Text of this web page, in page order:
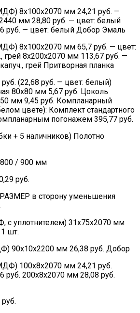
8х100х2070 мм 24,21 руб. —
мм 28,80 руб. — цвет: белый
руб. — цвет: белый Добор Эмаль
8х100х2070 мм 65,7 руб. — цвет:
грей 8х200х2070 мм 113,67 руб. —
грей Притворная планка
(22,68 руб. — цвет: белый)
80х80 мм 5,67 руб. Цоколь
мм 9,45 руб. Компланарный
цвете): Комплект стандартного
погонажем 395,77 руб.
+ 5 наличников) Полотно
/ 900 мм
руб.
в сторону уменьшения
с уплотнителем) 31х75х2070 мм
шт.
90х10х2200 мм 26,38 руб. Добор
100х8х2070 мм 24,21 руб.
руб. 200х8х2070 мм 28,08 руб.